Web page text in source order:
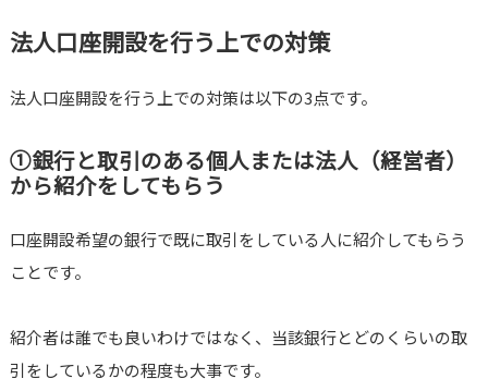
法人口座開設を行う上での対策
法人口座開設を行う上での対策は以下の3点です。
①銀行と取引のある個人または法人（経営者）
から紹介をしてもらう
口座開設希望の銀行で既に取引をしている人に紹介してもらう
ことです。
紹介者は誰でも良いわけではなく、当該銀行とどのくらいの取
引をしているかの程度も大事です。